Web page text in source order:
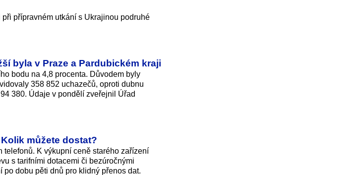
přípravném utkání s Ukrajinou podruhé
byla v Praze a Pardubickém kraji
bodu na 4,8 procenta. Důvodem byly
358 852 uchazečů, oproti dubnu
380. Údaje v pondělí zveřejnil Úřad
můžete dostat?
K výkupní ceně starého zařízení
s tarifními dotacemi či bezúročnými
dobu pěti dnů pro klidný přenos dat.